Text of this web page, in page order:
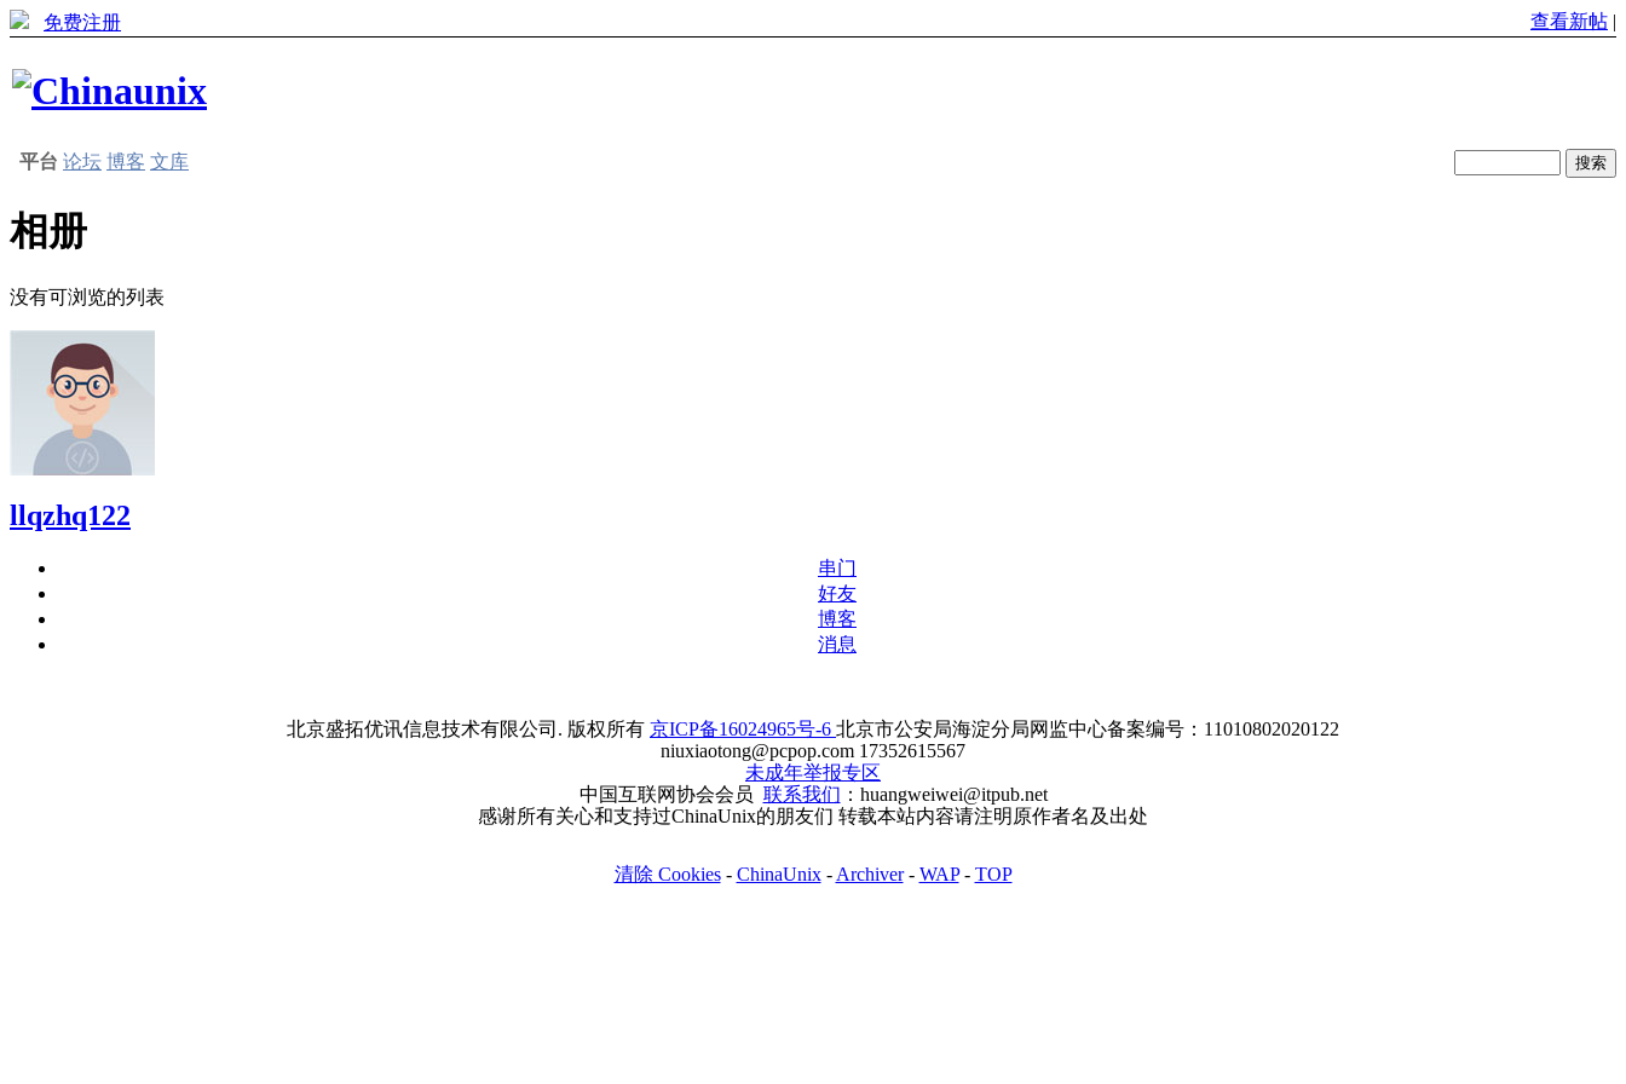
免费注册 查看新帖 |
平台 论坛 博客 文库
相册
没有可浏览的列表
llqzhq122
串门
好友
博客
消息
北京盛拓优讯信息技术有限公司. 版权所有 京ICP备16024965号-6 北京市公安局海淀分局网监中心备案编号：11010802020122
niuxiaotong@pcpop.com 17352615567
未成年举报专区
中国互联网协会会员 联系我们 ：huangweiwei@itpub.net
感谢所有关心和支持过ChinaUnix的朋友们 转载本站内容请注明原作者名及出处
清除 Cookies- ChinaUnix- Archiver- WAP- TOP